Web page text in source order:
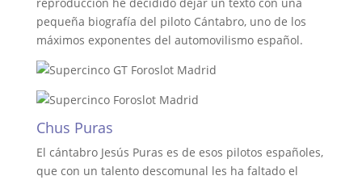
pequeña biografía del piloto Cántabro, uno de los
máximos exponentes del automovilismo español.
Chus Puras
El cántabro Jesús Puras es de esos pilotos españoles,
que con un talento descomunal les ha faltado el